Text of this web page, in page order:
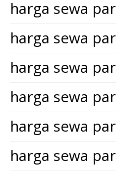
harga sewa
harga sewa
harga sewa
harga sewa
harga sewa
harga sewa